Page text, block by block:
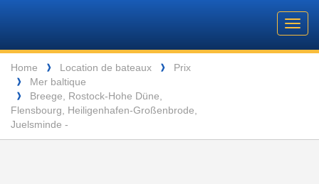
Barone
Yachting
Breadcrumb
Home ❱ Location de bateaux ❱ Prix
❱ Mer baltique
❱
Breege, Rostock-Hohe Düne,
Flensbourg, Heiligenhafen-Großenbrode,
Juelsminde -
ENTSPANNUNG VOR DEN MALERISCHEN INSELN DER SEYCHELLEN